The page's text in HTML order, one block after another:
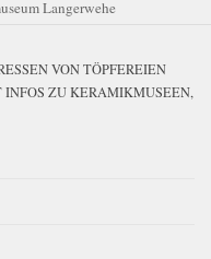
Langerwehe
VON TÖPFEREIEN
ZU KERAMIKMUSEEN,